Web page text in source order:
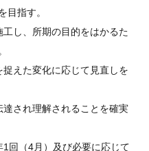
目指す。
し、所期の目的をはかるた
えた変化に応じて見直しを
され理解されることを確実
回（4月）及び必要に応じて